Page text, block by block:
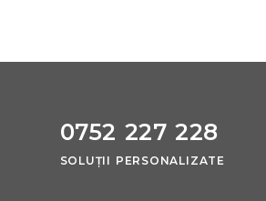
0752 227 228
SOLUȚII PERSONALIZATE